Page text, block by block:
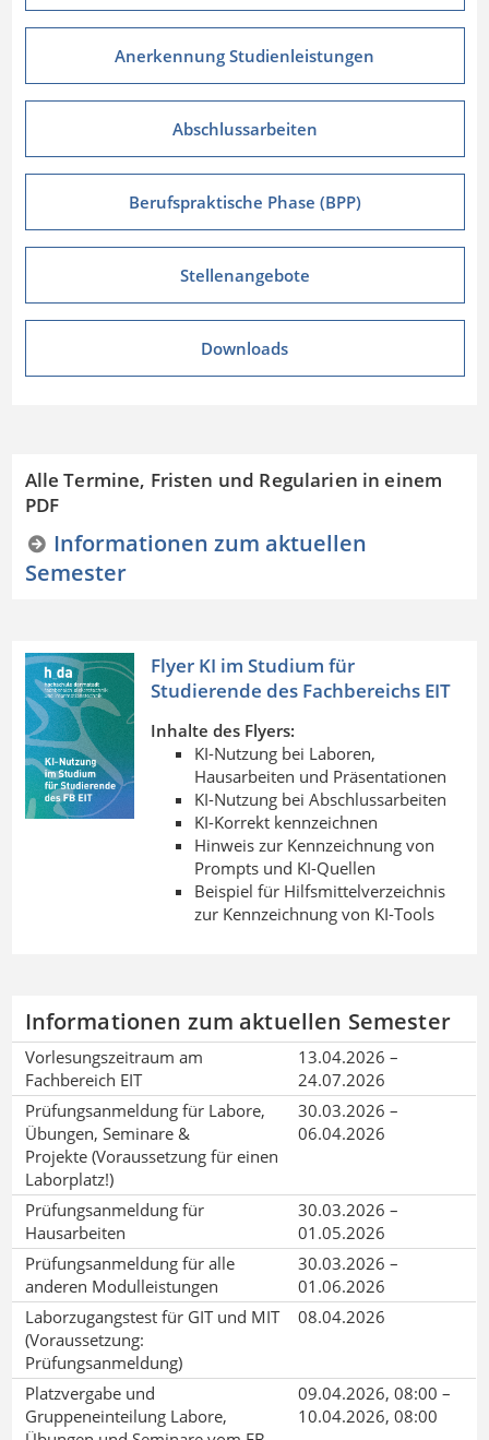
Anerkennung Studienleistungen
Abschlussarbeiten
Berufspraktische Phase (BPP)
Stellenangebote
Downloads
Alle Termine, Fristen und Regularien in einem
PDF
Informationen zum aktuellen
Semester
Flyer KI im Studium für
Studierende des Fachbereichs EIT
Inhalte des Flyers:
KI-Nutzung bei Laboren,
Hausarbeiten und Präsentationen
KI-Nutzung bei Abschlussarbeiten
KI-Korrekt kennzeichnen
Hinweis zur Kennzeichnung von
Prompts und KI-Quellen
Beispiel für Hilfsmittelverzeichnis
zur Kennzeichnung von KI-Tools
Informationen zum aktuellen Semester
Vorlesungszeitraum am
Fachbereich EIT
13.04.2026 –
24.07.2026
Prüfungsanmeldung für Labore,
Übungen, Seminare &
Projekte (Voraussetzung für einen
Laborplatz!)
30.03.2026 –
06.04.2026
Prüfungsanmeldung für
Hausarbeiten
30.03.2026 –
01.05.2026
Prüfungsanmeldung für alle
anderen Modulleistungen
30.03.2026 –
01.06.2026
Laborzugangstest für GIT und MIT
(Voraussetzung:
Prüfungsanmeldung)
08.04.2026
Platzvergabe und
Gruppeneinteilung Labore,
09.04.2026, 08:00 –
10.04.2026, 08:00